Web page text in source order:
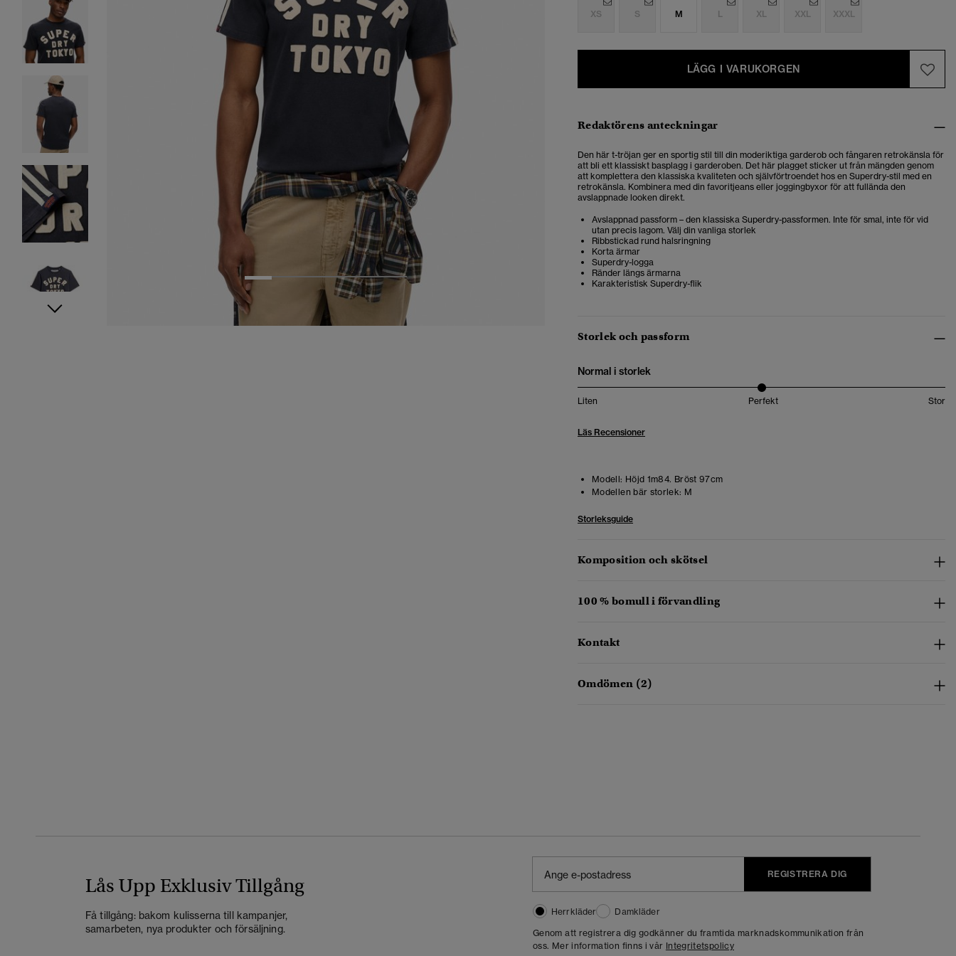
4 5
XS S M L XL XXL XXXL
LÄGG I VARUKORGEN
Redaktörens anteckningar
Den här t-tröjan ger en sportig stil till din moderiktiga garderob och fångaren retrokänsla för
att bli ett klassiskt basplagg i garderoben. Det här plagget sticker ut från mängden genom
att komplettera den klassiska kvaliteten och självförtroendet hos en Superdry-stil med en
retrokänsla. Kombinera med din favoritjeans eller joggingbyxor för att fullända den
avslappnade looken direkt.
Avslappnad passform – den klassiska Superdry-passformen. Inte för smal, inte för vid
utan precis lagom. Välj din vanliga storlek
Ribbstickad rund halsringning
Korta ärmar
Superdry-logga
Ränder längs ärmarna
Karakteristisk Superdry-flik
Storlek och passform
Normal i storlek
Liten Perfekt Stor
Läs Recensioner
Modell: Höjd 1m84. Bröst 97cm
Modellen bär storlek: M
Storleksguide
Komposition och skötsel
100 % bomull i förvandling
Kontakt
Omdömen (2)
Lås Upp Exklusiv Tillgång
Få tillgång: bakom kulisserna till kampanjer,
samarbeten, nya produkter och försäljning.
REGISTRERA DIG
Herrkläder
Damkläder
Genom att registrera dig godkänner du framtida marknadskommunikation från
oss. Mer information finns i vår Integritetspolicy